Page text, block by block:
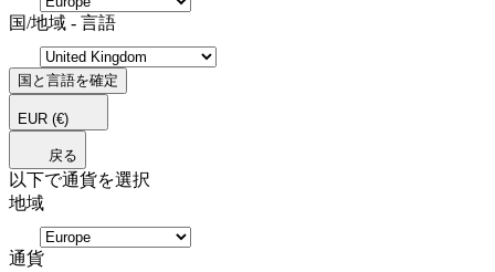
国/地域 - 言語
国と言語を確定
EUR (€)
戻る
以下で通貨を選択
地域
通貨